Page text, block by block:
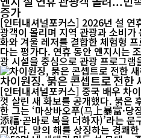
증가
[인터내셔널포커스] 2026년 설 연
광객이 몰리며 지역 관광과 소비
화와 겨울 레저를 결합한 체험형
다는 평가다. 연휴 동안 옌지시는 조선족 민속 체험과 공연, 겨울 관
광 시설을 중심으로 관광 프로그램
차이원징, 붉은 콘셉트로 전한
[인터내셔널포커스] 중국 배우 차
껏 살린 새 화보를 공개했다. 붉은
한 그는 ‘마상바오푸(马上暴富·당
添福·곧바로 복을 더하자)’라는
지었다. 말의 해를 상징하는 경쾌